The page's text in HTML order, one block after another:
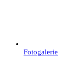
Fotogalerie